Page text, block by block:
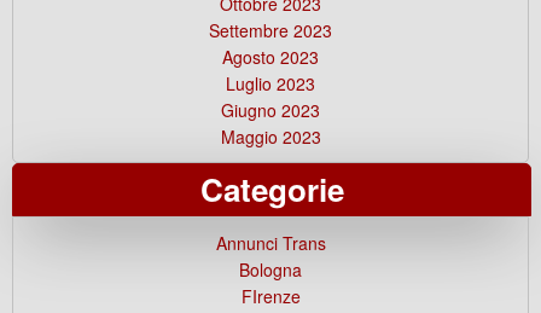
Settembre 2023
Agosto 2023
Luglio 2023
Giugno 2023
Maggio 2023
Categorie
Annunci Trans
Bologna
FIrenze